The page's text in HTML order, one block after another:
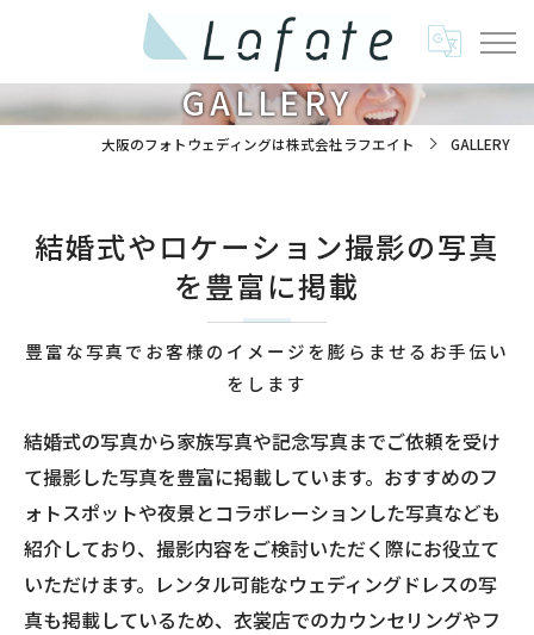
GALLERY
大阪のフォトウェディングは株式会社ラフエイト GALLERY
結婚式やロケーション撮影の写真
を豊富に掲載
豊富な写真でお客様のイメージを膨らませるお手伝い
をします
結婚式の写真から家族写真や記念写真までご依頼を受け
て撮影した写真を豊富に掲載しています。おすすめのフ
ォトスポットや夜景とコラボレーションした写真なども
紹介しており、撮影内容をご検討いただく際にお役立て
いただけます。レンタル可能なウェディングドレスの写
真も掲載しているため、衣裳店でのカウンセリングやフ